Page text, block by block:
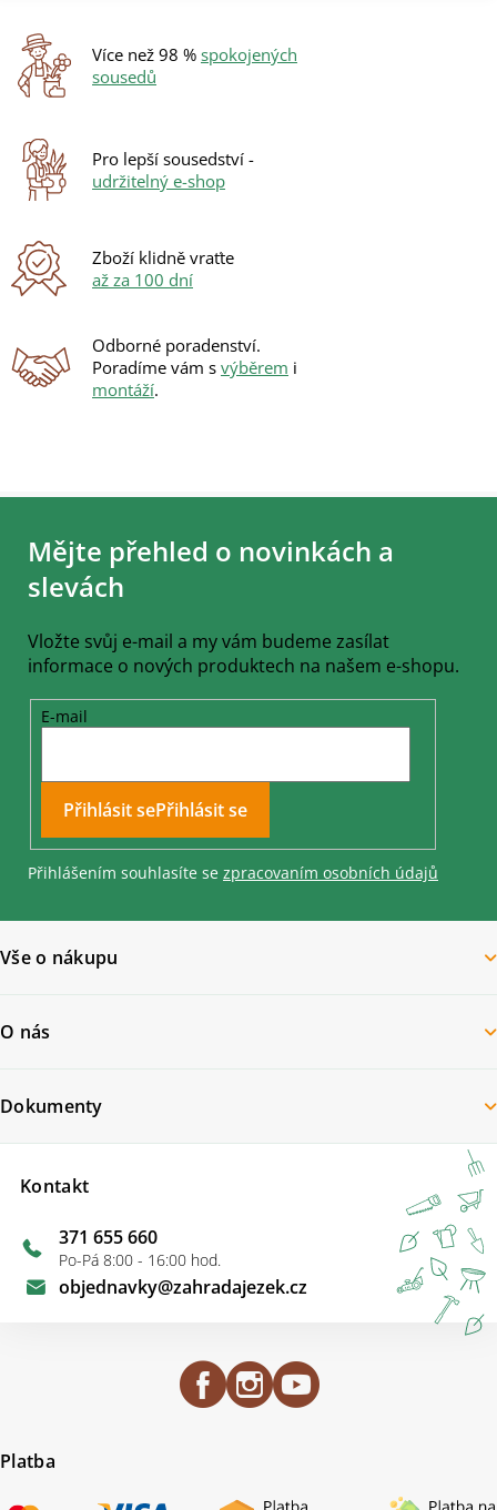
d
a
u
Více než 98 % spokojených
sousedů
Pro lepší sousedství -
udržitelný e-shop
Zboží klidně vraťte
až za 100 dní
Odborné poradenství.
Poradíme vám s výběrem i
montáží.
Z
Mějte přehled o novinkách a
slevách
Vložte svůj e-mail a my vám budeme zasílat
informace o nových produktech na našem e-shopu.
E-mail
Přihlásit se
Přihlášením souhlasíte se zpracovaním osobních údajů
Vše o nákupu
O nás
Kontakt
objednavky@zahradajezek.cz
371 655 660
Po-Pá 8:00 - 16:00 hod.
Dokumenty
Platba